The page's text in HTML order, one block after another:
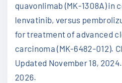
quavonlimab (MK-1308A) in
lenvatinib, versus
for treatment of advanced
carcinoma (MK-6482-012).
Updated November 18,
2026.